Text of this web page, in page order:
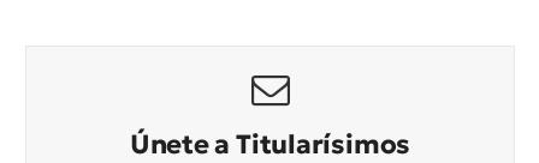
Únete a Titularísimos